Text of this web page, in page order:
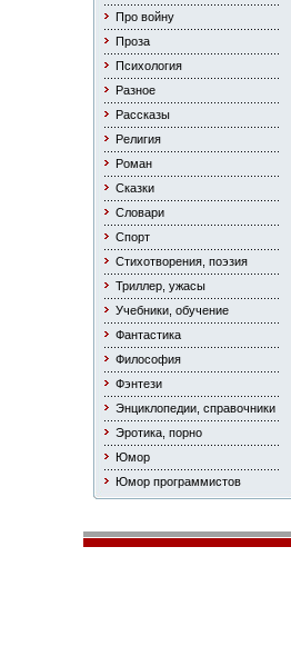
Про войну
Проза
Психология
Разное
Рассказы
Религия
Роман
Сказки
Словари
Спорт
Стихотворения, поэзия
Триллер, ужасы
Учебники, обучение
Фантастика
Философия
Фэнтези
Энциклопедии, справочники
Эротика, порно
Юмор
Юмор программистов